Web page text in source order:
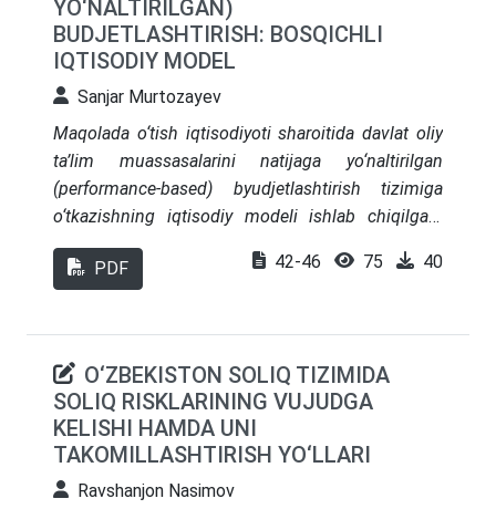
YO‘NALTIRILGAN)
BUDJETLASHTIRISH: BOSQICHLI
IQTISODIY MODEL
Sanjar Murtozayev
Maqolada o‘tish iqtisodiyoti sharoitida davlat oliy
ta’lim muassasalarini natijaga yo‘naltirilgan
(performance-based) byudjetlashtirish tizimiga
o‘tkazishning iqtisodiy modeli ishlab chiqilgan.
Tadqiqotda muallif tomonidan
moliyalashtirishning iqtisodiy-matematik modeli
bo‘ladi. Tizimni joriy etishning to‘rt bosqichli
modeli asoslangan bo‘lib, unda natijadorlik ulushi
bosqichma-bosqich oshib boradi. Xalqaro tajriba
qiyosiy tahlil qilinib, model o‘tish iqtisodiyotining
o‘ziga xosligiga moslashtirilgan. Tadqiqot natijalari
PDF 42-46 75 40
O‘ZBEKISTON SOLIQ TIZIMIDA
SOLIQ RISKLARINING VUJUDGA
KELISHI HAMDA UNI
TAKOMILLASHTIRISH YO‘LLARI
Ravshanjon Nasimov